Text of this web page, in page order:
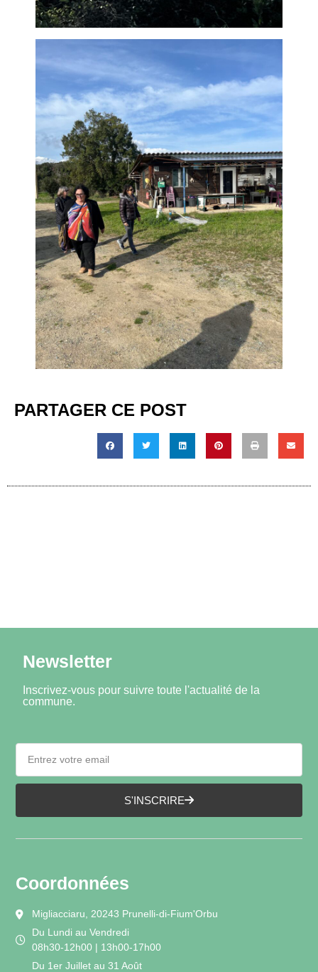
PARTAGER CE POST
Newsletter
Inscrivez-vous pour suivre toute l'actualité de la
commune.
S'INSCRIRE
Coordonnées
Migliacciaru, 20243 Prunelli-di-Fium'Orbu
Du Lundi au Vendredi
08h30-12h00 | 13h00-17h00
Du 1er Juillet au 31 Août